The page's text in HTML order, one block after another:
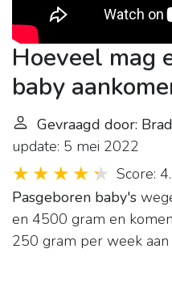
Hoeveel mag
baby
Gevraagd door:
update: 5 mei 2022
Score:
Pasgeboren baby's
en 4500 gram en
250 gram per week aan